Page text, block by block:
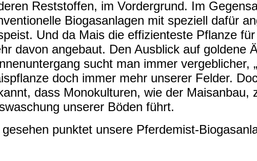
Reststoffen, im Vordergrund. Im
Biogasanlagen mit speziell dafür
Und da Mais die effizienteste Pflanze
davon angebaut. Den Ausblick auf goldene
sucht man immer vergeblicher,
doch immer mehr unserer Felder.
dass Monokulturen, wie der Maisanbau,
unserer Böden führt.
punktet unsere Pferdemist-